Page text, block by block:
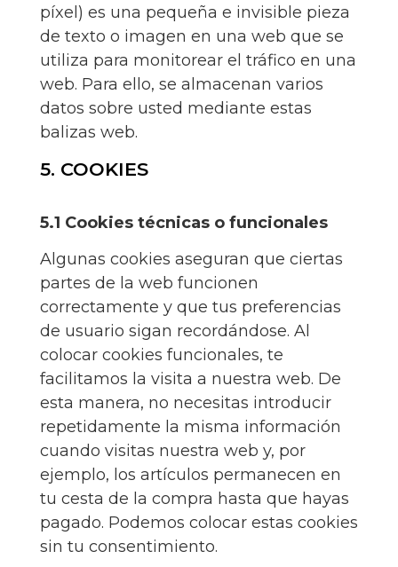
píxel) es una pequeña e invisible pieza
de texto o imagen en una web que se
utiliza para monitorear el tráfico en una
web. Para ello, se almacenan varios
datos sobre usted mediante estas
balizas web.
5. COOKIES
5.1 Cookies técnicas o funcionales
Algunas cookies aseguran que ciertas
partes de la web funcionen
correctamente y que tus preferencias
de usuario sigan recordándose. Al
colocar cookies funcionales, te
facilitamos la visita a nuestra web. De
esta manera, no necesitas introducir
repetidamente la misma información
cuando visitas nuestra web y, por
ejemplo, los artículos permanecen en
tu cesta de la compra hasta que hayas
pagado. Podemos colocar estas cookies
sin tu consentimiento.